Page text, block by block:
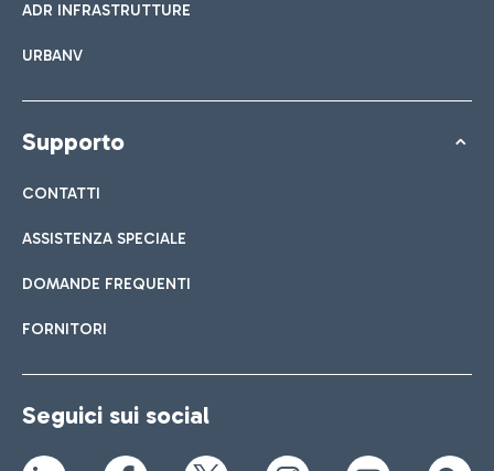
ADR INFRASTRUTTURE
URBANV
Supporto
CONTATTI
ASSISTENZA SPECIALE
DOMANDE FREQUENTI
FORNITORI
Seguici sui social